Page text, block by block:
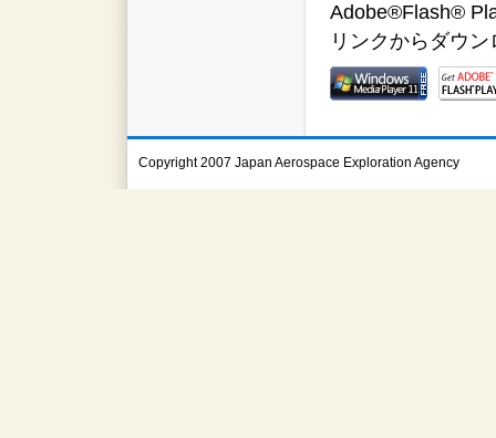
Adobe®Flash®
リンクからダウ
Copyright 2007 Japan Aerospace Exploration Agency